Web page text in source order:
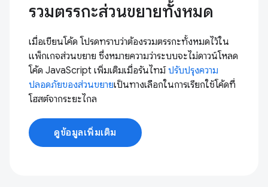
รวมตรรกะส่วนขยายทั้งหมด
เมื่อเขียนโค้ด โปรดทราบว่าต้องรวมตรรกะทั้งหมดไว้ใน
แพ็กเกจส่วนขยาย ซึ่งหมายความว่าระบบจะไม่ดาวน์โหลด
โค้ด JavaScript เพิ่มเติมเมื่อรันไทม์ปรับปรุงความ
ปลอดภัยของส่วนขยายเป็นทางเลือกในการเรียกใช้โค้ดที่
โฮสต์จากระยะไกล
ดูข้อมูลเพิ่มเติม